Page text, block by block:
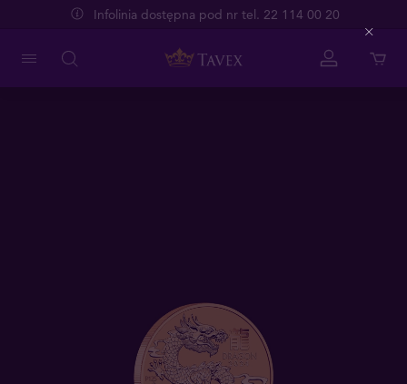
Infolinia dostępna pod nr tel. 22 114 00 20
Close